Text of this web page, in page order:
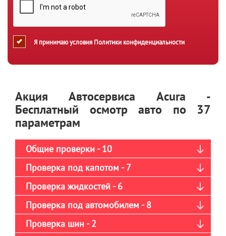
Я принимаю условия Политики конфиденциальности
Акция Автосервиса Acura -
Бесплатный осмотр авто по 37
параметрам
Общие проверки - 10
Проверка под капотом - 7
Проверка жидкостей - 6
Проверка под автомобилем - 8
Проверка шин - 2